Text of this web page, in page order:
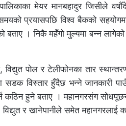
मेयर मानबहादुर जिसीले
प्रयासपछि विश्व बैकको
बताए । निकै महँगो मुल्यमा बन्न
विद्युत पोल र टेलीफोनका तार
सडक विस्तार हुँदैछ भन्ने जानकारी
कठिन हुने बताए । महानगरसंग
र खानेपानीले समेत महानगरलाई